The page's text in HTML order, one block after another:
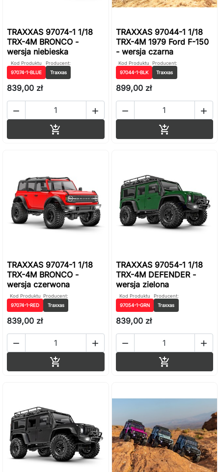
TRAXXAS 97074-1 1/18
TRX-4M BRONCO -
wersja niebieska
Kod Produktu
97074-1-BLUE
Producent:
Traxxas
839,00 zł
 

TRAXXAS 97044-1 1/18
TRX-4M 1979 Ford F-150
- wersja czarna
Kod Produktu
97044-1-BLK
Producent:
Traxxas
899,00 zł
 

TRAXXAS 97074-1 1/18
TRX-4M BRONCO -
wersja czerwona
Kod Produktu
97074-1-RED
Producent:
Traxxas
839,00 zł
 

TRAXXAS 97054-1 1/18
TRX-4M DEFENDER -
wersja zielona
Kod Produktu
97054-1-GRN
Producent:
Traxxas
839,00 zł
 
